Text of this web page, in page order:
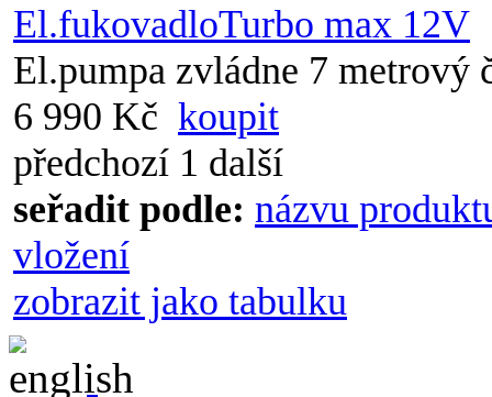
El.fukovadloTurbo max 12V
El.pumpa zvládne 7 metrový
6 990 Kč koupit
předchozí 1 další
seřadit podle: názvu
vložení
zobrazit jako tabulku